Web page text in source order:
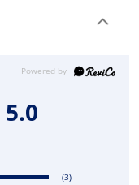
5.0
(3)